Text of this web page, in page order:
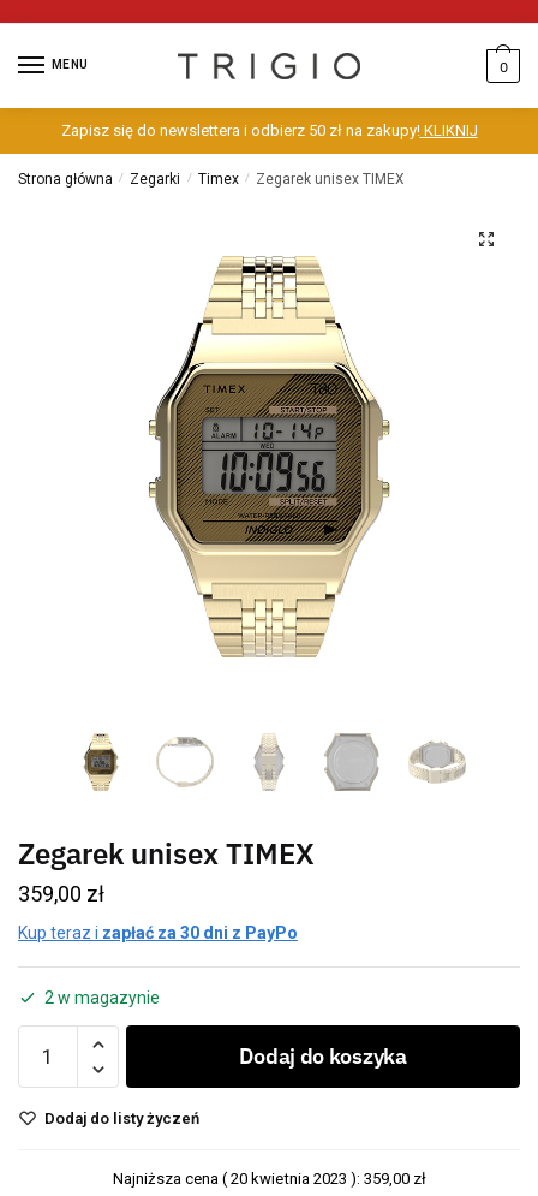
MENU 0
Zapisz się do newslettera i odbierz 50 zł na zakupy!KLIKNIJ
Strona główna / Zegarki / Timex / Zegarek unisex TIMEX
Zegarek unisex TIMEX
359,00 zł
Kup teraz i zapłać za 30 dni z PayPo
2 w magazynie
Dodaj do koszyka
Dodaj do listy życzeń
Najniższa cena (20 kwietnia 2023 ): 359,00 zł